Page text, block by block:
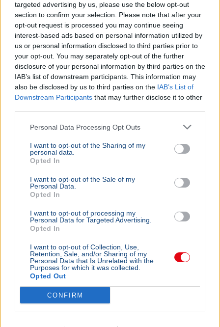
targeted advertising by us, please use the below opt-out
section to confirm your selection. Please note that after your
opt-out request is processed you may continue seeing
interest-based ads based on personal information utilized by
us or personal information disclosed to third parties prior to
your opt-out. You may separately opt-out of the further
disclosure of your personal information by third parties on the
IAB’s list of downstream participants. This information may
also be disclosed by us to third parties on the IAB’s List of
Downstream Participants that may further disclose it to other
Personal Data Processing Opt Outs
I want to opt-out of the Sharing of my
personal data.
Opted In
I want to opt-out of the Sale of my
Personal Data.
Opted In
I want to opt-out of processing my
Personal Data for Targeted Advertising.
Opted In
I want to opt-out of Collection, Use,
Retention, Sale, and/or Sharing of my
Personal Data that Is Unrelated with the
Purposes for which it was collected.
Opted Out
CONFIRM